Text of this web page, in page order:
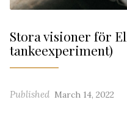
Stora visioner för
tankeexperiment)
Published March 14, 2022